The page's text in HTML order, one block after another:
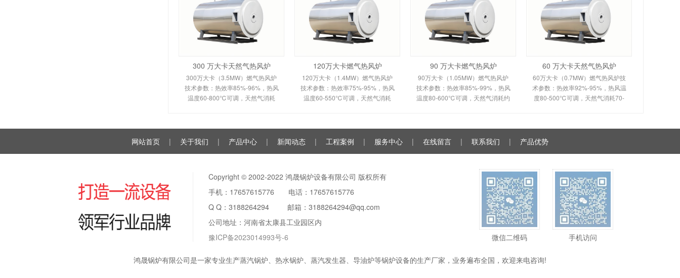
300 万大卡天然气热风炉
300万大卡（3.5MW）燃气热风炉
技术参数：热效率85%-96%，热风
温度60-800℃可调，天然气消耗
换热原理、间接换热技术及
120万大卡燃气热风炉
120万大卡（1.4MW）燃气热风炉
技术参数：热效率75%-95%，热风
温度60-550℃可调，天然气消耗
术及全自动控制。适用于
90 万大卡燃气热风炉
90万大卡（1.05MW）燃气热风炉
技术参数：热效率85%-99%，热风
温度80-600℃可调，天然气消耗约
自动安全控制。适用于化工
60 万大卡天然气热风炉
60万大卡（0.7MW）燃气热风炉技
术参数：热效率92%-95%，热风温
度80-500℃可调，天然气消耗70-
于食品、粮食、物料烘干
网站首页 | 关于我们 | 产品中心 | 新闻动态 | 工程案例 | 服务中心 | 在线留言 | 联系我们 | 产品优势
Copyright © 2002-2022 鸿晟锅炉设备有限公司 版权所有
手机：17657615776 电话：17657615776
Q Q： 3188264294 邮箱：3188264294@qq.com
公司地址：河南省太康县工业园区内
豫ICP备2023014993号-6
微信二维码 手机访问
鸿晟锅炉有限公司是一家专业生产蒸汽锅炉、热水锅炉、蒸汽发生器、导油炉等锅炉设备的生产厂家，业务遍布全国，欢迎来电咨询!